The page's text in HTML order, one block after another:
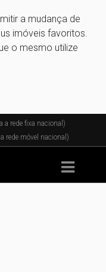
a mudança de
imóveis favoritos.
o mesmo utilize
a rede fixa nacional)
rede móvel nacional)